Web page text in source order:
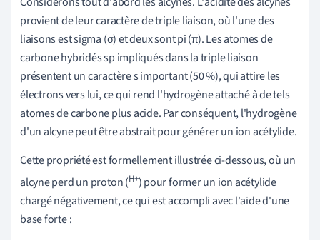
provient de leur caractère de triple liaison, où l'une des
liaisons est sigma (σ) et deux sont pi (π). Les atomes de
carbone hybridés sp impliqués dans la triple liaison
présentent un caractère s important (50 %), qui attire les
électrons vers lui, ce qui rend l'hydrogène attaché à de tels
atomes de carbone plus acide. Par conséquent, l'hydrogène
d'un alcyne peut être abstrait pour générer un ion acétylide.
Cette propriété est formellement illustrée ci-dessous, où un
alcyne perd un proton (H+) pour former un ion acétylide
chargé négativement, ce qui est accompli avec l'aide d'une
base forte :